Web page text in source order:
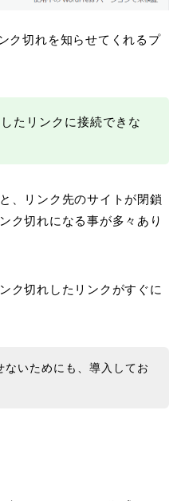
ク切れを知らせてくれるプ
たリンクに接続できな
、リンク先のサイトが閉鎖
ク切れになる事が多々あり
ク切れしたリンクがすぐに
ないためにも、導入してお